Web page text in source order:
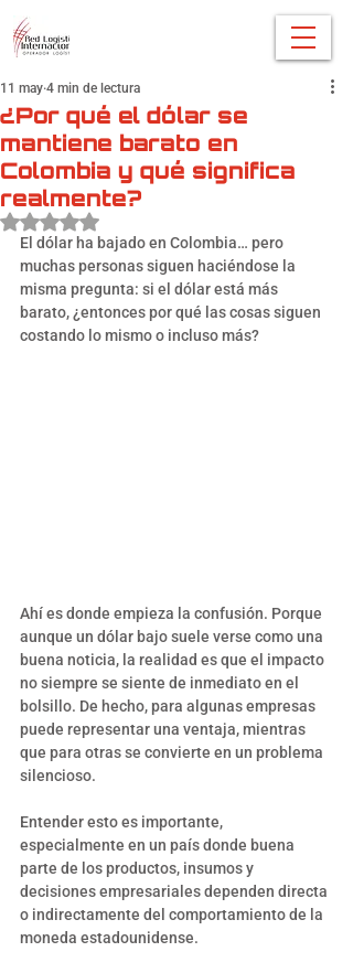
¿Por qué el dólar se
mantiene barato en
Colombia y qué significa
realmente?
11 may 4 min de lectura
Obtuvo NaN de 5 estrellas.
El dólar ha bajado en Colombia… pero
muchas personas siguen haciéndose la
misma pregunta: si el dólar está más
barato, ¿entonces por qué las cosas siguen
costando lo mismo o incluso más?
Ahí es donde empieza la confusión. Porque
aunque un dólar bajo suele verse como una
buena noticia, la realidad es que el impacto
no siempre se siente de inmediato en el
bolsillo. De hecho, para algunas empresas
puede representar una ventaja, mientras
que para otras se convierte en un problema
silencioso.
Entender esto es importante,
especialmente en un país donde buena
parte de los productos, insumos y
decisiones empresariales dependen directa
o indirectamente del comportamiento de la
moneda estadounidense.